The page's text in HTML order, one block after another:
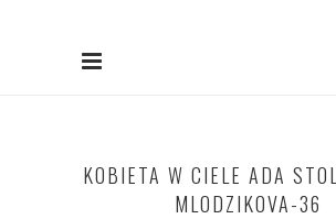
KOBIETA W CIELE ADA
MLODZIKOVA-36